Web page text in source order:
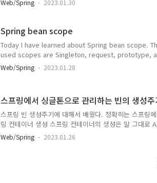
guard has a specific role, making it easy to
Web/Spring 2023.01.30
Spring bean scope
Today I have learned about Spring bean scope.
used scopes are Singleton, request, prototype,
singleton scope is DEFAULT for spring bean. Most
are singleton. Picture your API server code.
Web/Spring 2023.01.28
스프링에서 싱글톤으로 관리하는 빈의 생성주
스프링 빈 생성주기에 대해서 배웠다. 정확히는 스프링
링 컨테이너 생성 스프링 컨테이너의 생성은 말 그대
빈 객체 등록 스프링 컨테이너가 생성되면 빈 객체 등록
있다면, 필요한 의존관계가 빈 객체등록 시점에서 이뤄
자 주입이나, 필드주입을 받는 빈이 주입을 받는다. 초
Web/Spring 2023.01.26